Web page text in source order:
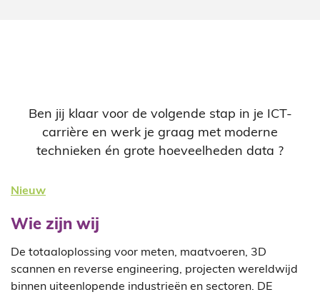
Ben jij klaar voor de volgende stap in je ICT-
carrière en werk je graag met moderne
technieken én grote hoeveelheden data ?
Nieuw
Wie zijn wij
De totaaloplossing voor meten, maatvoeren, 3D
scannen en reverse engineering, projecten wereldwijd
binnen uiteenlopende industrieën en sectoren. DE